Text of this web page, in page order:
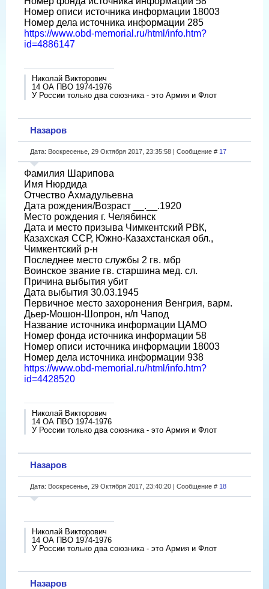
Номер описи источника информации 18003
Номер дела источника информации 285
https://www.obd-memorial.ru/html/info.htm?
id=4886147
Николай Викторович
14 ОА ПВО 1974-1976
У России только два союзника - это Армия и Флот
Назаров
Дата: Воскресенье, 29 Октября 2017, 23:35:58 | Сообщение # 17
Фамилия Шарипова
Имя Нюрдида
Отчество Ахмадульевна
Дата рождения/Возраст __.__.1920
Место рождения г. Челябинск
Дата и место призыва Чимкентский РВК,
Казахская ССР, Южно-Казахстанская обл.,
Чимкентский р-н
Последнее место службы 2 гв. мбр
Воинское звание гв. старшина мед. сл.
Причина выбытия убит
Дата выбытия 30.03.1945
Первичное место захоронения Венгрия, варм.
Дьер-Мошон-Шопрон, н/п Чапод
Название источника информации ЦАМО
Номер фонда источника информации 58
Номер описи источника информации 18003
Номер дела источника информации 938
https://www.obd-memorial.ru/html/info.htm?
id=4428520
Николай Викторович
14 ОА ПВО 1974-1976
У России только два союзника - это Армия и Флот
Назаров
Дата: Воскресенье, 29 Октября 2017, 23:40:20 | Сообщение # 18
Николай Викторович
14 ОА ПВО 1974-1976
У России только два союзника - это Армия и Флот
Назаров